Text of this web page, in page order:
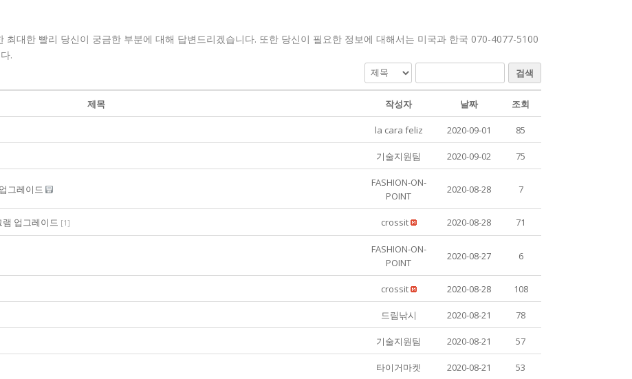
최대한 빨리 당신이 궁금한 부분에 대해 답변드리겠습니다. 또한 당신이 필요한 정보에 대해서는 미국과 한국 070-4077-5100
.
검색
제목 작성자 날짜 조회
la cara feliz 2020-09-01 85
기술지원팀 2020-09-02 75
그레이드
FASHION-ON-
POINT
2020-08-28 7
업그레이드 [1] crossit 2020-08-28 71
FASHION-ON-
POINT
2020-08-27 6
crossit 2020-08-28 108
드림낚시 2020-08-21 78
기술지원팀 2020-08-21 57
타이거마켓 2020-08-21 53